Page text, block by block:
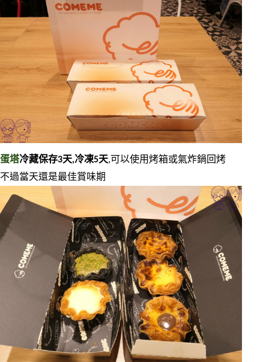
蛋塔冷藏保存3天,冷凍5天,可以使用烤箱或氣炸鍋回烤
不過當天還是最佳賞味期